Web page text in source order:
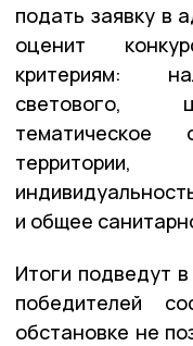
подать заявку в
оценит
критериям:
светового,
тематическое
и общее
Итоги подведут
победителей
обстановке не